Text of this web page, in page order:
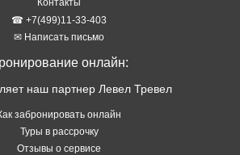
☎ +7(499)11-33-403
✉ Написать письмо
онлайн:
наш партнер Левел Тревел
забронировать онлайн
Туры в рассрочку
Отзывы о сервисе